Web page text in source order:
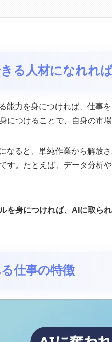
る人材になれれ
能力を身につければ、仕事
につけることで、自身の市
なると、単純作業から解放
す。たとえば、データ分析
を身につければ、AIに取ら
仕事の特徴